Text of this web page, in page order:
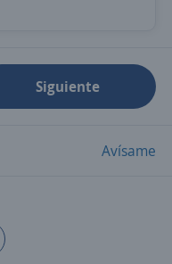
Siguiente
Avísame